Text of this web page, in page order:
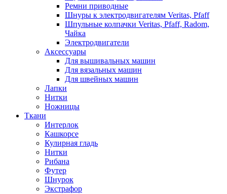
Ремни приводные
Шнуры к электродвигателям Veritas, Pfaff
Шпульные колпачки Veritas, Pfaff, Radom,
Чайка
Электродвигатели
Аксессуары
Для вышивальных машин
Для вязальных машин
Для швейных машин
Лапки
Нитки
Ножницы
Ткани
Интерлок
Кашкорсе
Кулирная гладь
Нитки
Рибана
Футер
Шнурок
Экстрафор